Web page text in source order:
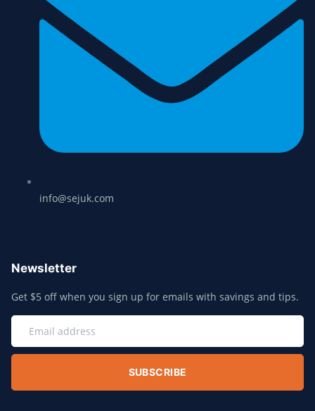
info@sejuk.com
Newsletter
Get $5 off when you sign up for emails with savings and tips.
SUBSCRIBE